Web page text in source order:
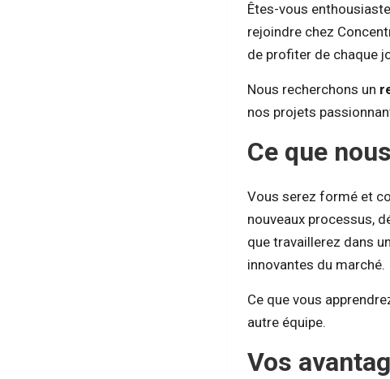
Êtes-vous
rejoindre chez
de profiter de chaque
Nous recherchons un
nos projets
Ce que
Vous serez formé et
nouveaux processus,
que travaillerez dans
innovantes du marché.
Ce que vous
autre équipe.
Vos